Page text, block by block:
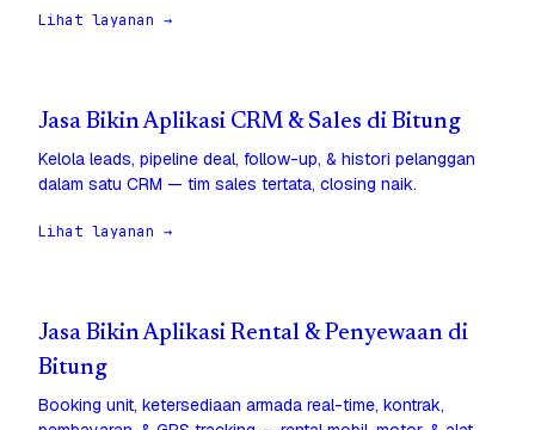
Lihat layanan →
Jasa Bikin Aplikasi CRM & Sales di Bitung
Kelola leads, pipeline deal, follow-up, & histori pelanggan
dalam satu CRM — tim sales tertata, closing naik.
Lihat layanan →
Jasa Bikin Aplikasi Rental & Penyewaan di
Bitung
Booking unit, ketersediaan armada real-time, kontrak,